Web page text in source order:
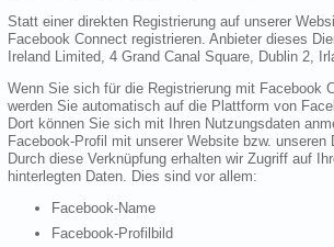
Statt einer direkten Registrierung auf unserer
Facebook Connect registrieren. Anbieter dieses
Ireland Limited, 4 Grand Canal Square, Dublin 2,
Wenn Sie sich für die Registrierung mit Facebook
werden Sie automatisch auf die Plattform von
Dort können Sie sich mit Ihren Nutzungsdaten
Facebook-Profil mit unserer Website bzw. unseren
Durch diese Verknüpfung erhalten wir Zugriff auf
hinterlegten Daten. Dies sind vor allem:
Facebook-Name
Facebook-Profilbild